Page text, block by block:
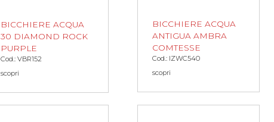
BICCHIERE ACQUA
30 DIAMOND ROCK
PURPLE
Cod.: VBR152
scopri
BICCHIERE ACQUA
ANTIGUA AMBRA
COMTESSE
Cod.: IZWC540
scopri